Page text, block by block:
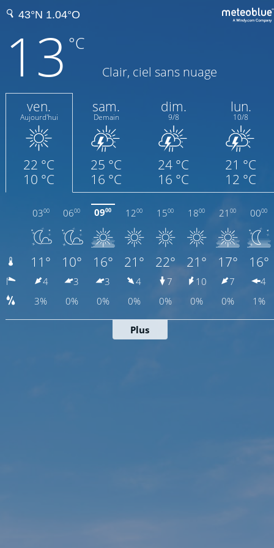
13 °C
Clair, ciel sans nuage
ven.
Aujourd'hui
22 °C
10 °C
sam.
Demain
25 °C
16 °C
dim.
9/8
24 °C
16 °C
lun.
10/8
21 °C
12 °C
0300 0600 0900 1200 1500 1800 2100 0000
11° 10° 16° 21° 22° 21° 17° 16°
4 3 3 4 7 10 7
4
3%
0% 0% 0% 0% 0% 0% 1%
Plus